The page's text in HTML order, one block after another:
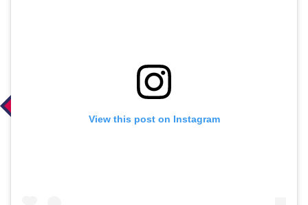
View this post on Instagram